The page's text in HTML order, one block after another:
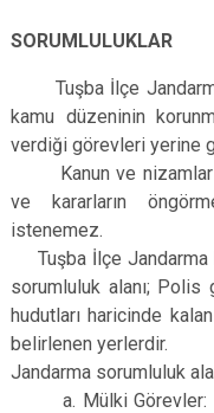
YETKİ
SORUMLULUKLAR
Tuşba İlçe Jandarma
kamu düzeninin
verdiği görevleri yerine
Kanun ve nizamlar
ve kararların
istenemez.
Tuşba İlçe Jandarma
sorumluluk alanı; Polis
hudutları haricinde
belirlenen yerlerdir.
Jandarma sorumluluk
a. Mülki Görevler: